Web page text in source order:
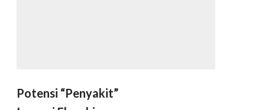
Potensi “Penyakit”